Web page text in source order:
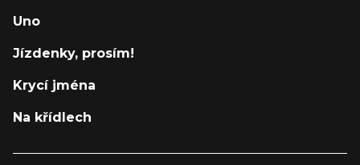
Uno
Jízdenky, prosím!
Krycí jména
Na křídlech